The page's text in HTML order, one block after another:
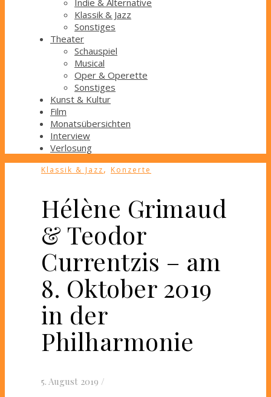
Indie & Alternative
Klassik & Jazz
Sonstiges
Theater
Schauspiel
Musical
Oper & Operette
Sonstiges
Kunst & Kultur
Film
Monatsübersichten
Interview
Verlosung
Klassik & Jazz, Konzerte
Hélène Grimaud
& Teodor
Currentzis – am
8. Oktober 2019
in der
Philharmonie
5. August 2019 /